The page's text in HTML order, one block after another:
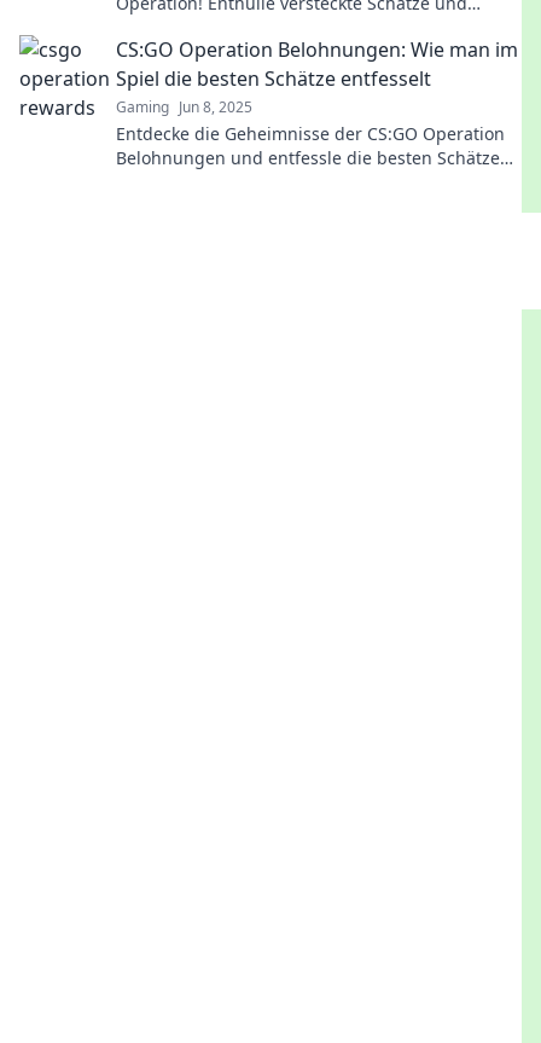
CS:GO Operation Belohnungen: Wie man im
Spiel die besten Schätze entfesselt
Gaming Jun 8, 2025
Entdecke die Geheimnisse der CS:GO Operation
Belohnungen und entfessle die besten Schätze